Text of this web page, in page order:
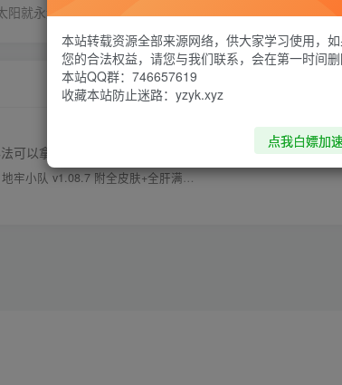
阳就永远明媚
可以拿出来吗！！
牢小队 v1.08.7 附全皮肤+全肝满存档
本站转载资源全部来源网络，供大家学习使用，
您的合法权益，请您与我们联系，会在第一时间
本站QQ群：746657619
收藏本站防止迷路：yzyk.xyz
点我白嫖加